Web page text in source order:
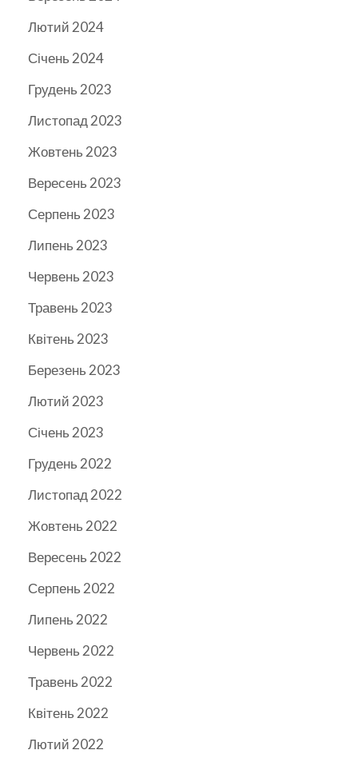
Лютий 2024
Січень 2024
Грудень 2023
Листопад 2023
Жовтень 2023
Вересень 2023
Серпень 2023
Липень 2023
Червень 2023
Травень 2023
Квітень 2023
Березень 2023
Лютий 2023
Січень 2023
Грудень 2022
Листопад 2022
Жовтень 2022
Вересень 2022
Серпень 2022
Липень 2022
Червень 2022
Травень 2022
Квітень 2022
Лютий 2022